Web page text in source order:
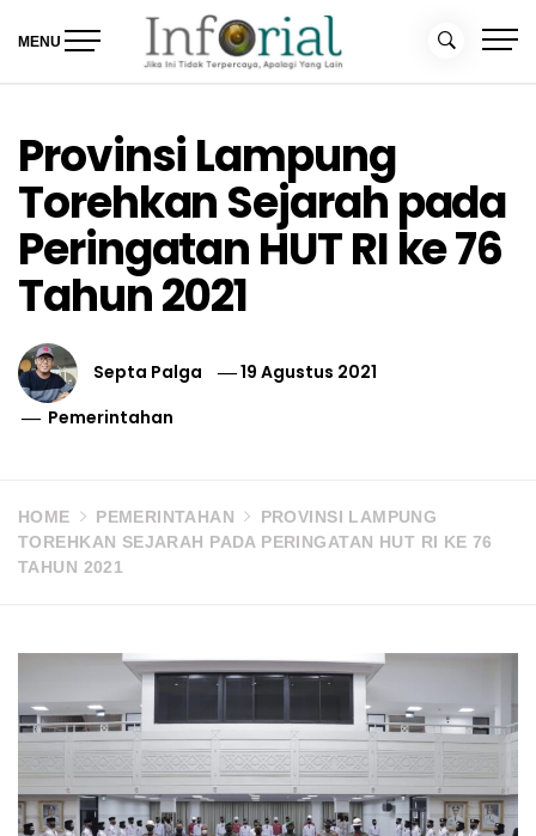
MENU
Provinsi Lampung
Torehkan Sejarah pada
Peringatan HUT RI ke 76
Tahun 2021
Septa Palga
19 Agustus 2021
Pemerintahan
HOME PEMERINTAHAN
PROVINSI LAMPUNG
TOREHKAN SEJARAH PADA PERINGATAN HUT RI KE 76
TAHUN 2021